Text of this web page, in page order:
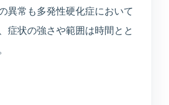
異常も多発性硬化症において
症状の強さや範囲は時間とと